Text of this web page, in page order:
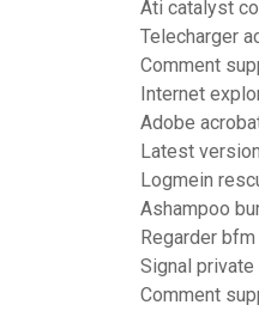
Ati catalyst
Telecharger
Comment
Internet
Adobe
Latest
Logmein
Ashampoo
Regarder
Signal
Comment